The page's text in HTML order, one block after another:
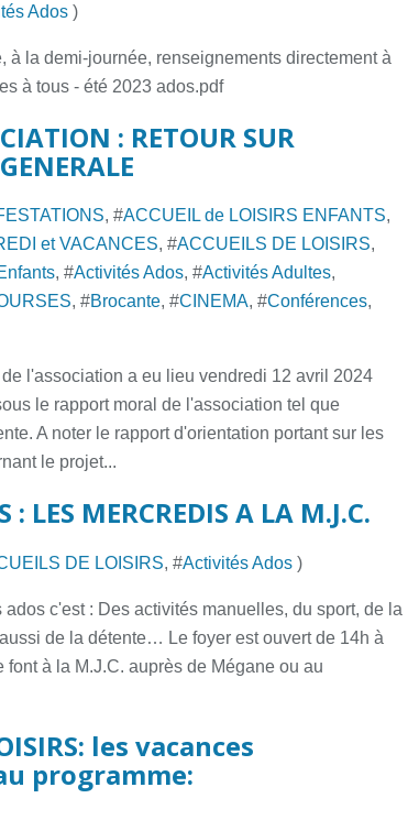
Ados )
à la demi-journée, renseignements directement à
à tous - été 2023 ados.pdf
: RETOUR SUR
, #ACCUEIL de LOISIRS ENFANTS,
et VACANCES, #ACCUEILS DE LOISIRS,
, #Activités Ados, #Activités Adultes,
, #Brocante, #CINEMA, #Conférences,
l'association a eu lieu vendredi 12 avril 2024
le rapport moral de l'association tel que
A noter le rapport d'orientation portant sur les
le projet...
: LES MERCREDIS A LA M.J.C.
DE LOISIRS, #Activités Ados )
ados c'est : Des activités manuelles, du sport, de la
de la détente… Le foyer est ouvert de 14h à
font à la M.J.C. auprès de Mégane ou au
les vacances
programme: